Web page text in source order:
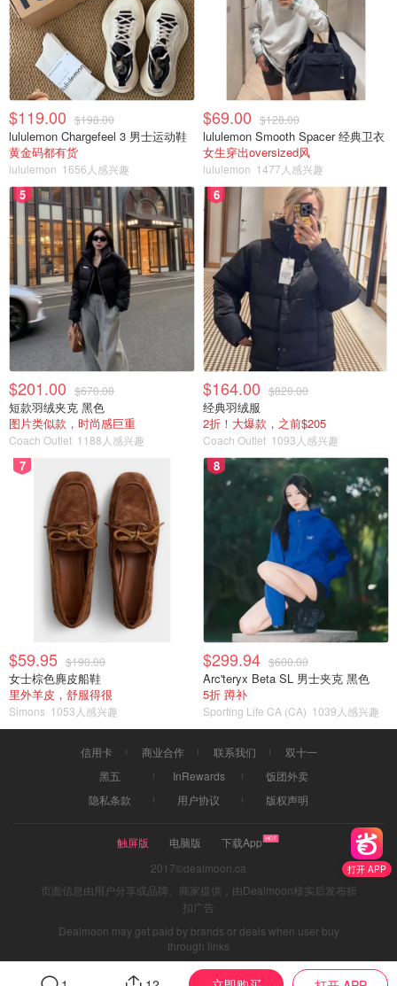
打开 APP
$119.00 $198.00
lululemon Chargefeel 3 男士运动鞋
黄金码都有货
lululemon 1656人感兴趣
$69.00 $128.00
lululemon Smooth Spacer 经典卫衣
女生穿出oversized风
lululemon 1477人感兴趣
5
$201.00 $670.00
短款羽绒夹克 黑色
图片类似款，时尚感巨重
Coach Outlet 1188人感兴趣
6
$164.00 $820.00
经典羽绒服
2折！大爆款，之前$205
Coach Outlet 1093人感兴趣
7
$59.95 $190.00
女士棕色麂皮船鞋
里外羊皮，舒服得很
Simons 1053人感兴趣
8
$299.94 $600.00
Arc'teryx Beta SL 男士夹克 黑色
5折 蹲补
Sporting Life CA (CA) 1039人感兴趣
信用卡 商业合作 联系我们
双十一
黑五
InRewards
饭团外卖
隐私条款
用户协议 版权声明
触屏版 电脑版
下载App
2017©dealmoon.ca
页面信息由用户分享或品牌、商家提供，由Dealmoon核实后发布折
扣广告
Dealmoon may get paid by brands or deals when user buy
through links